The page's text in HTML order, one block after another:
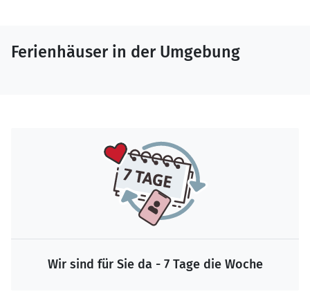
Ferienhäuser in der Umgebung
Wir sind für Sie da - 7 Tage die Woche